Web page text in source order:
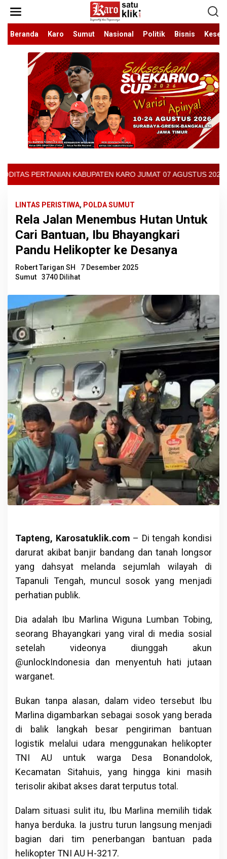
konten
Beranda
Karo Sumut Nasional Politik Bisnis
KARO JUMAT 07 AGUSTUS 2026 - ARCIS
LINTAS PERISTIWA, POLDA SUMUT
Rela Jalan Menembus Hutan Untuk
Cari Bantuan, Ibu Bhayangkari
Pandu Helikopter ke Desanya
Robert Tarigan SH
7 Desember 2025
Sumut
3740 Dilihat
Tapteng, Karosatuklik.com – Di tengah kondisi
darurat akibat banjir bandang dan tanah longsor
yang dahsyat melanda sejumlah wilayah di
Tapanuli Tengah, muncul sosok yang menjadi
perhatian publik.
Dia adalah Ibu Marlina Wiguna Lumban Tobing,
seorang Bhayangkari yang viral di media sosial
setelah videonya diunggah akun
@unlockIndonesia dan menyentuh hati jutaan
warganet.
Bukan tanpa alasan, dalam video tersebut Ibu
Marlina digambarkan sebagai sosok yang berada
di balik langkah besar pengiriman bantuan
logistik melalui udara menggunakan helikopter
TNI AU untuk warga Desa Bonandolok,
Kecamatan Sitahuis, yang hingga kini masih
terisolir akibat akses darat terputus total.
Dalam situasi sulit itu, Ibu Marlina memilih tidak
hanya berduka. Ia justru turun langsung menjadi
bagian dari tim penerbangan bantuan pada
helikopter TNI AU H-3217.